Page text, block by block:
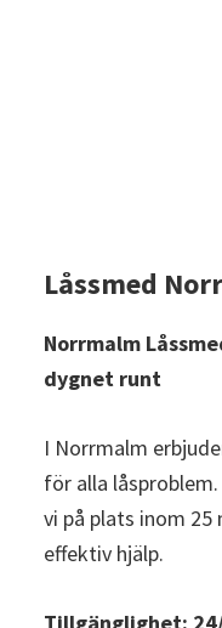
Låssmed
Norrmalm
dygnet runt
I Norrmalm
för alla
vi på plats inom
effektiv hjälp.